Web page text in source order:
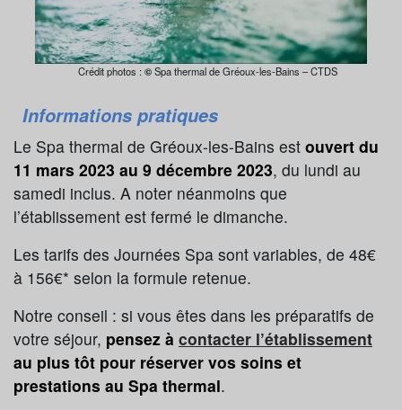
Crédit photos : ©Spa thermal de Gréoux-les-Bains – CTDS
Informations pratiques
Le Spa thermal de Gréoux-les-Bains est ouvert du
11 mars 2023 au 9 décembre 2023, du lundi au
samedi inclus. A noter néanmoins que
l’établissement est fermé le dimanche.
Les tarifs des Journées Spa sont variables, de 48€
à 156€* selon la formule retenue.
Notre conseil : si vous êtes dans les préparatifs de
votre séjour, pensez à contacter l’établissement
au plus tôt pour réserver vos soins et
prestations au Spa thermal.